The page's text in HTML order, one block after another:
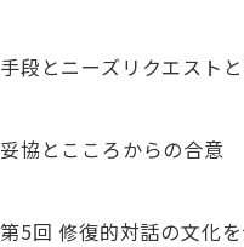
手段とニーズリクエスト
妥協とこころからの合意
第5回 修復的対話の文化